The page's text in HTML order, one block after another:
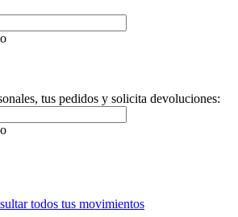
tus pedidos y solicita devoluciones:
todos tus movimientos